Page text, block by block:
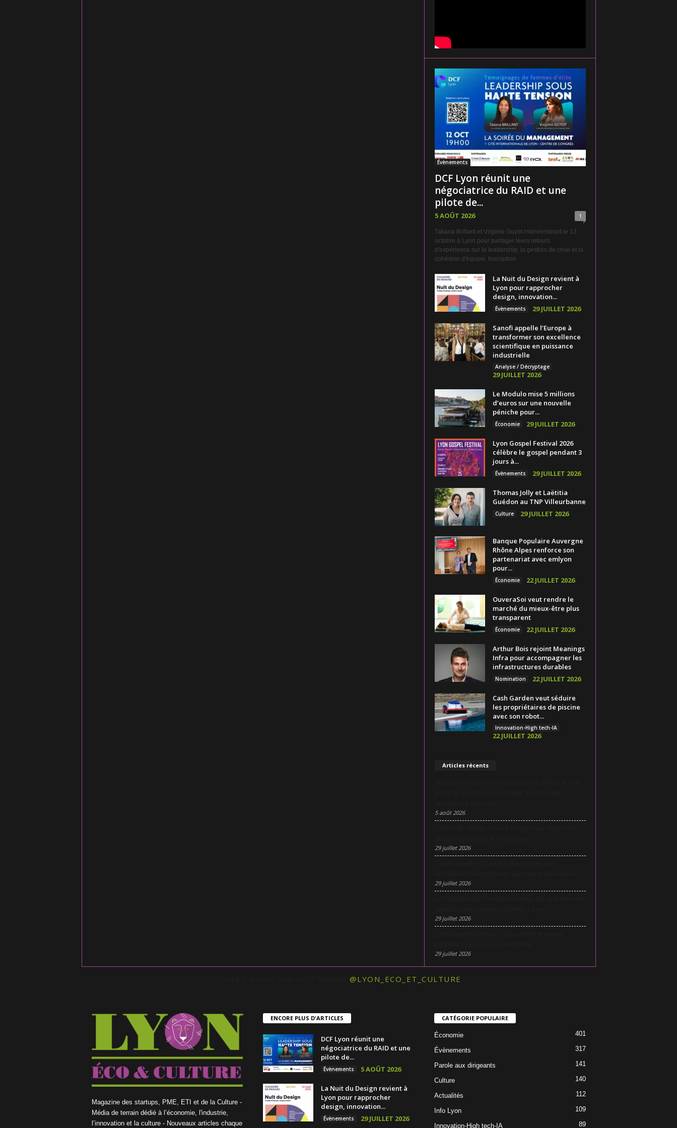
Évènements
DCF Lyon réunit une
négociatrice du RAID et une
pilote de...
5 AOÛT 2026 1
Tatiana Brillant et Virginie Guyot interviendront le 12
octobre à Lyon pour partager leurs retours
d'expérience sur le leadership, la gestion de crise et la
cohésion d'équipe. Inscription
La Nuit du Design revient à
Lyon pour rapprocher
design, innovation...
Évènements 29 JUILLET 2026
Sanofi appelle l’Europe à
transformer son excellence
scientifique en puissance
industrielle
Analyse / Décryptage
29 JUILLET 2026
Le Modulo mise 5 millions
d’euros sur une nouvelle
péniche pour...
Économie 29 JUILLET 2026
Lyon Gospel Festival 2026
célèbre le gospel pendant 3
jours à...
Évènements 29 JUILLET 2026
Thomas Jolly et Laëtitia
Guédon au TNP Villeurbanne
Culture 29 JUILLET 2026
Banque Populaire Auvergne
Rhône Alpes renforce son
partenariat avec emlyon
pour...
Économie 22 JUILLET 2026
OuveraSoi veut rendre le
marché du mieux-être plus
transparent
Économie 22 JUILLET 2026
Arthur Bois rejoint Meanings
Infra pour accompagner les
infrastructures durables
Nomination 22 JUILLET 2026
Cash Garden veut séduire
les propriétaires de piscine
avec son robot...
Innovation-High tech-IA
22 JUILLET 2026
Articles récents
5 août 2026
29 juillet 2026
29 juillet 2026
29 juillet 2026
29 juillet 2026
@LYON_ECO_ET_CULTURE
Magazine des startups, PME, ETI et de la Culture -
Média de terrain dédié à l’économie, l'industrie,
l’innovation et la culture - Nouveaux articles chaque
ENCORE PLUS D'ARTICLES
DCF Lyon réunit une
négociatrice du RAID et une
pilote de...
Évènements 5 AOÛT 2026
La Nuit du Design revient à
Lyon pour rapprocher
design, innovation...
Évènements 29 JUILLET 2026
CATÉGORIE POPULAIRE
Économie 401
Évènements 317
Parole aux dirigeants 141
Culture 140
Actualités 112
Info Lyon 109
Innovation-High tech-IA 89